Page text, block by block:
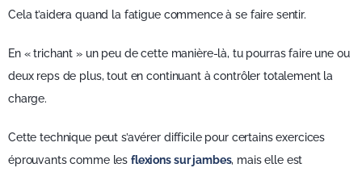
Cela t’aidera quand la fatigue commence à se faire sentir.
En « trichant » un peu de cette manière-là, tu pourras faire une ou
deux reps de plus, tout en continuant à contrôler totalement la
charge.
Cette technique peut s’avérer difficile pour certains exercices
éprouvants comme lesflexions sur jambes, mais elle est